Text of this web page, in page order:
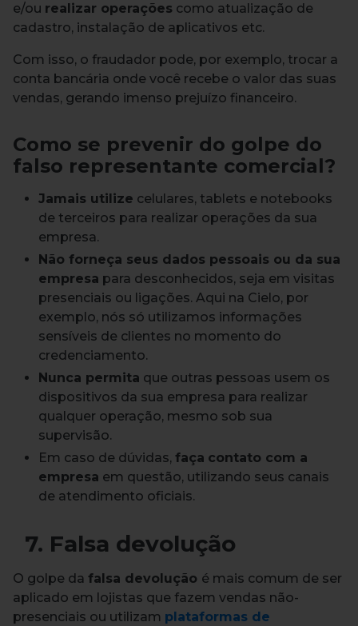
e/ou realizar operações como atualização de
cadastro, instalação de aplicativos etc.
Com isso, o fraudador pode, por exemplo, trocar a
conta bancária onde você recebe o valor das suas
vendas, gerando imenso prejuízo financeiro.
Como se prevenir do golpe do
falso representante comercial?
Jamais utilize celulares, tablets e notebooks
de terceiros para realizar operações da sua
empresa.
Não forneça seus dados pessoais ou da sua
empresa para desconhecidos, seja em visitas
presenciais ou ligações. Aqui na Cielo, por
exemplo, nós só utilizamos informações
sensíveis de clientes no momento do
credenciamento.
Nunca permita que outras pessoas usem os
dispositivos da sua empresa para realizar
qualquer operação, mesmo sob sua
supervisão.
Em caso de dúvidas, faça contato com a
empresa em questão, utilizando seus canais
de atendimento oficiais.
7. Falsa devolução
O golpe da falsa devolução é mais comum de ser
aplicado em lojistas que fazem vendas não-
presenciais ou utilizam plataformas de